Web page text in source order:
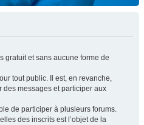
gratuit et sans aucune forme de
tout public. Il est, en revanche,
des messages et participer aux
de participer à plusieurs forums.
des inscrits est l’objet de la